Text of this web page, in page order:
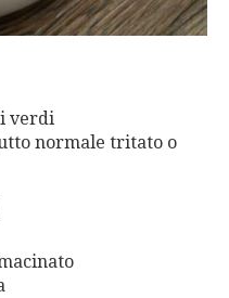
verdi
normale tritato o